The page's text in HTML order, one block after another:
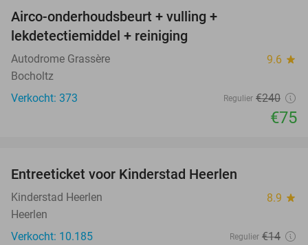
Airco-onderhoudsbeurt + vulling +
lekdetectiemiddel + reiniging
Autodrome Grassère 9.6 star
Bocholtz
Verkocht: 373
Regulier €240
€75
Entreeticket voor Kinderstad Heerlen
Kinderstad Heerlen 8.9 star
Heerlen
Verkocht: 10.185
Regulier €14